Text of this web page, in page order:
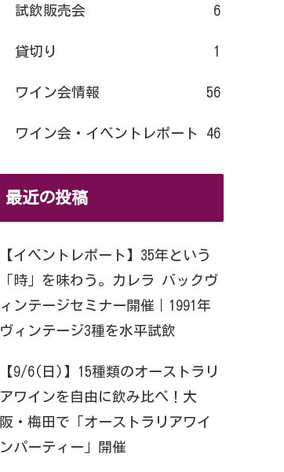
試飲販売会 6
貸切り 1
ワイン会情報 56
ワイン会・イベントレポート 46
最近の投稿
【イベントレポート】35年という
「時」を味わう。カレラ バックヴ
ィンテージセミナー開催｜1991年
ヴィンテージ3種を水平試飲
【9/6(日)】15種類のオーストラリ
アワインを自由に飲み比べ！大
阪・梅田で「オーストラリアワイ
ンパーティー」開催